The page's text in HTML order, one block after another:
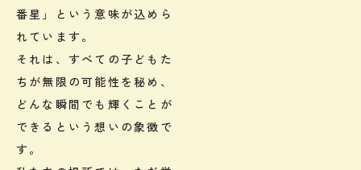
番星」という意味が込めら
れています。
それは、すべての子どもた
ちが無限の可能性を秘め、
どんな瞬間でも輝くことが
できるという想いの象徴で
す。